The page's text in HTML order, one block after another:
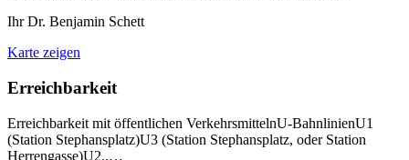
Ihr Dr. Benjamin Schett
Karte zeigen
Erreichbarkeit
Erreichbarkeit mit öffentlichen VerkehrsmittelnU-BahnlinienU1
(Station Stephansplatz)U3 (Station Stephansplatz, oder Station
Herrengasse)U2..…